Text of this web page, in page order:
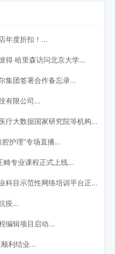
年度折扣！...
得·哈里森访问北京大学...
集团签署合作备忘录...
有限公司...
疗大数据国家研究院等机构...
护理”专场直播...
专业课程正式上线...
科目示范性网络培训平台正...
疫...
编辑项目启动...
利结业...